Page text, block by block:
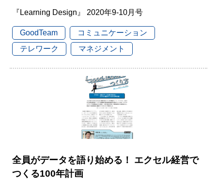
『Learning Design』 2020年9-10月号
GoodTeam
コミュニケーション
テレワーク
マネジメント
全員がデータを語り始める！ エクセル経営で
つくる100年計画